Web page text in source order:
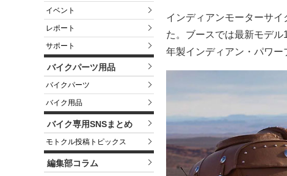
イベント
レポート
サポート
バイクパーツ用品
バイクパーツ
バイク用品
バイク専用SNSまとめ
モトクル投稿トピックス
編集部コラム
インディアンモーターサ
た。ブースでは最新モデ
年製インディアン・パワー